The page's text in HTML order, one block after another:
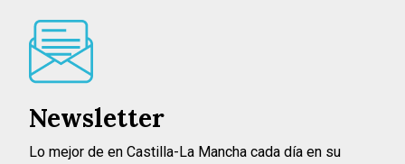
Newsletter
Lo mejor de en Castilla-La Mancha cada día en su